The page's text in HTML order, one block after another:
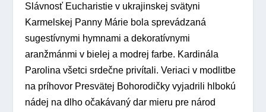
Slávnosť Eucharistie v ukrajinskej svätyni
Karmelskej Panny Márie bola sprevádzaná
sugestívnymi hymnami a dekoratívnymi
aranžmánmi v bielej a modrej farbe. Kardinála
Parolina všetci srdečne privítali. Veriaci v modlitbe
na príhovor Presvätej Bohorodičky vyjadrili hlbokú
nádej na dlho očakávaný dar mieru pre národ